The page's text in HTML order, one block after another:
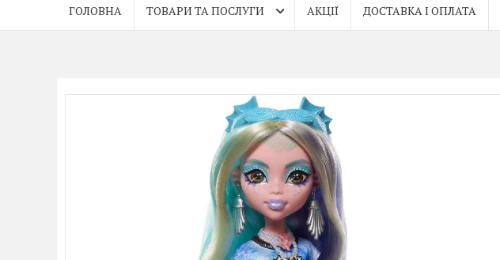
ГОЛОВНА ТОВАРИ ТА ПОСЛУГИ АКЦІЇ ДОСТАВКА І ОПЛАТА